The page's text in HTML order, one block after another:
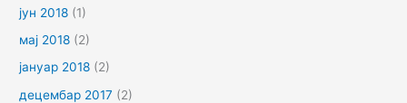
јун 2018 (1)
мај 2018 (2)
јануар 2018 (2)
децембар 2017 (2)